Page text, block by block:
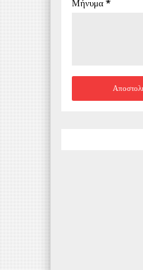
Μήνυμα*